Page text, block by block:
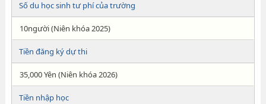
Số du học sinh tư phí của trường
10người (Niên khóa 2025)
Tiền đăng ký dự thi
35,000 Yên (Niên khóa 2026)
Tiền nhập học